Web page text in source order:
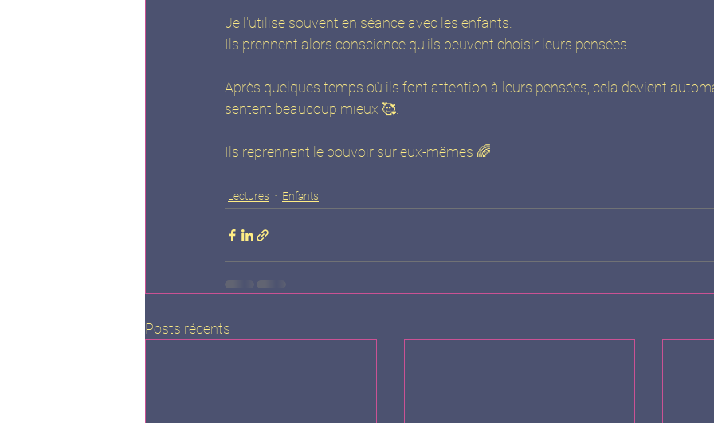
Je l'utilise souvent en séance avec les enfants.
Ils prennent alors conscience qu'ils peuvent choisir leurs pensées.
Après quelques temps où ils font attention à leurs pensées, cela devient
sentent beaucoup mieux 🥰.
Ils reprennent le pouvoir sur eux-mêmes 🌈
Lectures Enfants
Posts récents